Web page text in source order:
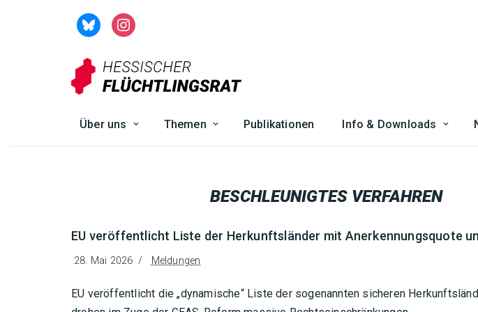
Über uns Themen Publikationen Info & Downloads
BESCHLEUNIGTES VERFAHREN
EU veröffentlicht Liste der Herkunftsländer mit Anerkennungsquote
28. Mai 2026 Meldungen
EU veröffentlicht die „dynamische“ Liste der sogenannten sicheren